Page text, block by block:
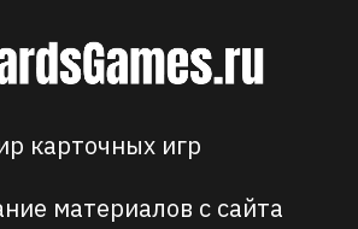
карточных игр
материалов с сайта